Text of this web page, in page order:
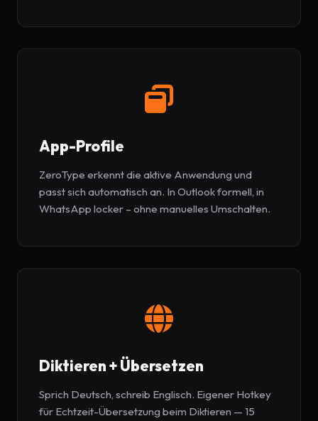
App-Profile
ZeroType erkennt die aktive Anwendung und
passt sich automatisch an. In Outlook formell, in
WhatsApp locker – ohne manuelles Umschalten.
Diktieren + Übersetzen
Sprich Deutsch, schreib Englisch. Eigener Hotkey
für Echtzeit-Übersetzung beim Diktieren — 15